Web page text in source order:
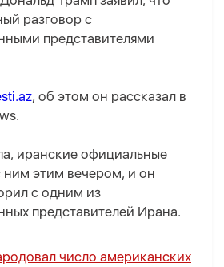
разговор с
представителями
, об этом он рассказал в
иранские официальные
ним этим вечером, и он
с одним из
представителей Ирана.
число американских